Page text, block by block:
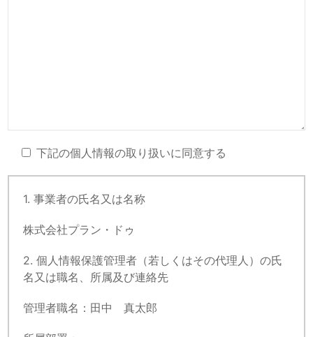
下記の個人情報の取り扱いに同意する
1. 事業者の氏名又は名称
株式会社プラン・ドゥ
2. 個人情報保護管理者（若しくはその代理人）の氏
名又は職名、所属及び連絡先
管理者職名：田中 真太郎